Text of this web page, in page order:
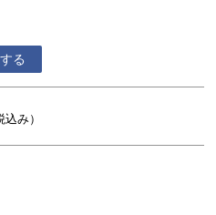
る
込み）